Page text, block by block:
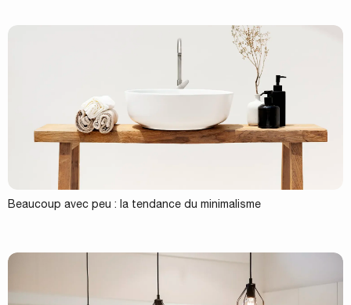
Beaucoup avec peu : la tendance du minimalisme